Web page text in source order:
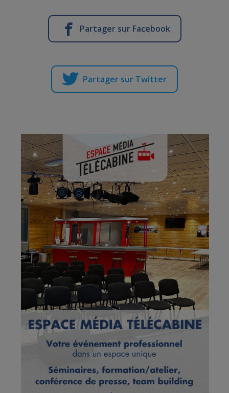
Partager sur Facebook
Partager sur Twitter